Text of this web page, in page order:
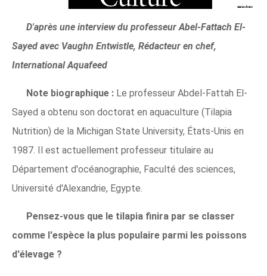
D'après une interview du professeur Abel-Fattach El-
Sayed avec Vaughn Entwistle, Rédacteur en chef,
International Aquafeed
Note biographique : Le professeur Abdel-Fattah El-
Sayed a obtenu son doctorat en aquaculture (Tilapia
Nutrition) de la Michigan State University, États-Unis en
1987. Il est actuellement professeur titulaire au
Département d'océanographie, Faculté des sciences,
Université d'Alexandrie, Egypte.
Pensez-vous que le tilapia finira par se classer
comme l'espèce la plus populaire parmi les poissons
d'élevage ?